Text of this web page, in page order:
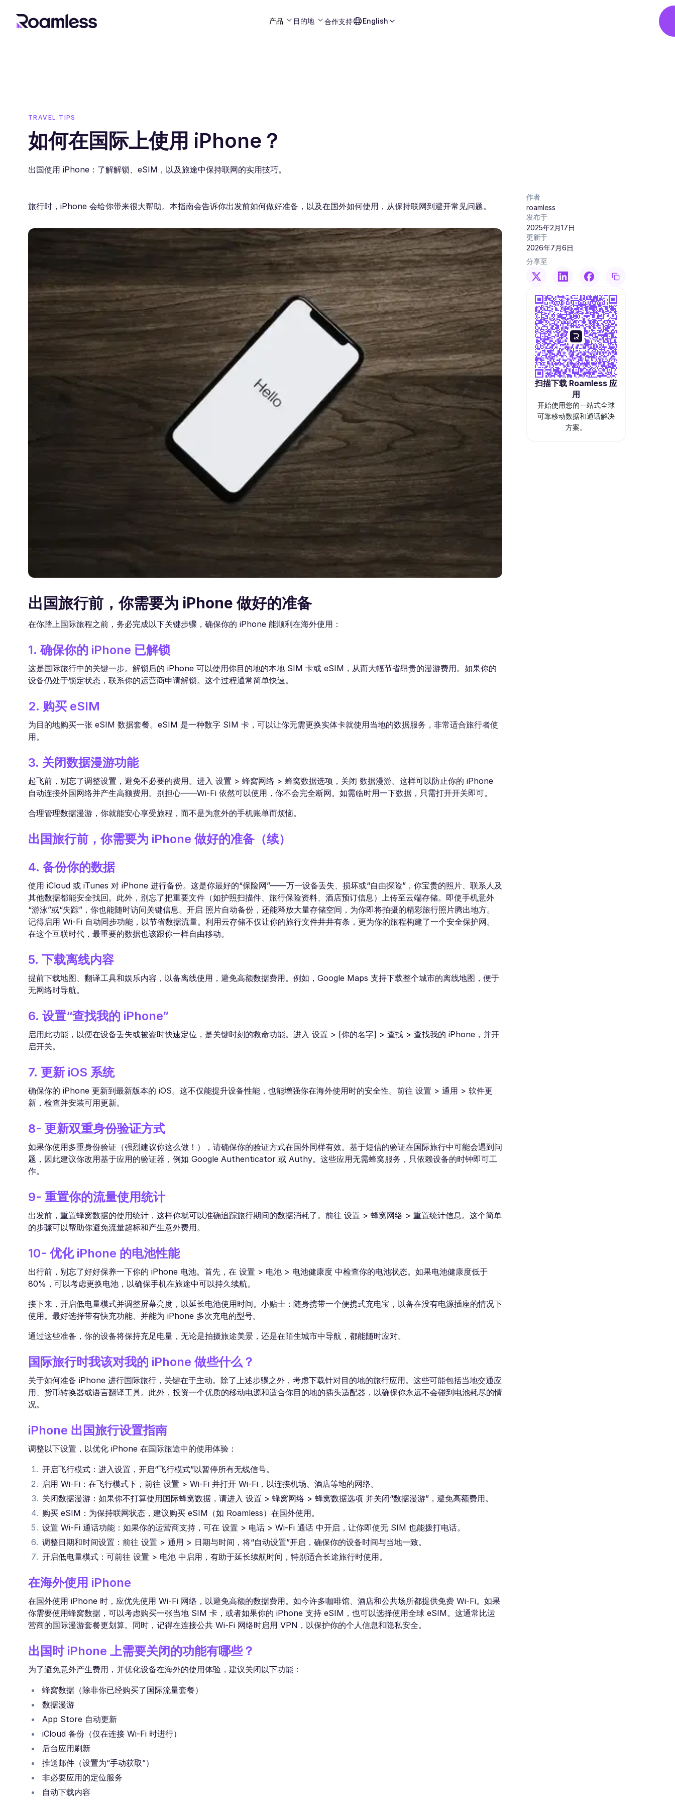
产品 目的地 合作支持 English
TRAVEL TIPS
如何在国际上使用 iPhone？
出国使用 iPhone：了解解锁、eSIM，以及旅途中保持联网的实用技巧。
旅行时，iPhone 会给你带来很大帮助。本指南会告诉你出发前如何做好准备，以及在国外如何使用，从保持联网到避开常见问题。
出国旅行前，你需要为 iPhone 做好的准备
在你踏上国际旅程之前，务必完成以下关键步骤，确保你的 iPhone 能顺利在海外使用：
1. 确保你的 iPhone 已解锁
这是国际旅行中的关键一步。解锁后的 iPhone 可以使用你目的地的本地 SIM 卡或 eSIM，从而大幅节省昂贵的漫游费用。如果你的
设备仍处于锁定状态，联系你的运营商申请解锁。这个过程通常简单快速。
2. 购买 eSIM
为目的地购买一张 eSIM 数据套餐。eSIM 是一种数字 SIM 卡，可以让你无需更换实体卡就使用当地的数据服务，非常适合旅行者使
用。
3. 关闭数据漫游功能
起飞前，别忘了调整设置，避免不必要的费用。进入 设置 > 蜂窝网络 > 蜂窝数据选项，关闭 数据漫游。这样可以防止你的 iPhone
自动连接外国网络并产生高额费用。别担心——Wi-Fi 依然可以使用，你不会完全断网。如需临时用一下数据，只需打开开关即可。
合理管理数据漫游，你就能安心享受旅程，而不是为意外的手机账单而烦恼。
出国旅行前，你需要为 iPhone 做好的准备（续）
4. 备份你的数据
使用 iCloud 或 iTunes 对 iPhone 进行备份。这是你最好的“保险网”——万一设备丢失、损坏或“自由探险”，你宝贵的照片、联系人及
其他数据都能安全找回。此外，别忘了把重要文件（如护照扫描件、旅行保险资料、酒店预订信息）上传至云端存储。即使手机意外
“游泳”或“失踪”，你也能随时访问关键信息。开启 照片自动备份，还能释放大量存储空间，为你即将拍摄的精彩旅行照片腾出地方。
记得启用 Wi-Fi 自动同步功能，以节省数据流量。利用云存储不仅让你的旅行文件井井有条，更为你的旅程构建了一个安全保护网。
在这个互联时代，最重要的数据也该跟你一样自由移动。
5. 下载离线内容
提前下载地图、翻译工具和娱乐内容，以备离线使用，避免高额数据费用。例如，Google Maps 支持下载整个城市的离线地图，便于
无网络时导航。
6. 设置“查找我的 iPhone”
启用此功能，以便在设备丢失或被盗时快速定位，是关键时刻的救命功能。进入 设置 > [你的名字] > 查找 > 查找我的 iPhone，并开
启开关。
7. 更新 iOS 系统
确保你的 iPhone 更新到最新版本的 iOS。这不仅能提升设备性能，也能增强你在海外使用时的安全性。前往 设置 > 通用 > 软件更
新，检查并安装可用更新。
8- 更新双重身份验证方式
如果你使用多重身份验证（强烈建议你这么做！），请确保你的验证方式在国外同样有效。基于短信的验证在国际旅行中可能会遇到问
题，因此建议你改用基于应用的验证器，例如 Google Authenticator 或 Authy。这些应用无需蜂窝服务，只依赖设备的时钟即可工
作。
9- 重置你的流量使用统计
出发前，重置蜂窝数据的使用统计，这样你就可以准确追踪旅行期间的数据消耗了。前往 设置 > 蜂窝网络 > 重置统计信息。这个简单
的步骤可以帮助你避免流量超标和产生意外费用。
10- 优化 iPhone 的电池性能
出行前，别忘了好好保养一下你的 iPhone 电池。首先，在 设置 > 电池 > 电池健康度 中检查你的电池状态。如果电池健康度低于
80%，可以考虑更换电池，以确保手机在旅途中可以持久续航。
接下来，开启低电量模式并调整屏幕亮度，以延长电池使用时间。小贴士：随身携带一个便携式充电宝，以备在没有电源插座的情况下
使用。最好选择带有快充功能、并能为 iPhone 多次充电的型号。
通过这些准备，你的设备将保持充足电量，无论是拍摄旅途美景，还是在陌生城市中导航，都能随时应对。
国际旅行时我该对我的 iPhone 做些什么？
关于如何准备 iPhone 进行国际旅行，关键在于主动。除了上述步骤之外，考虑下载针对目的地的旅行应用。这些可能包括当地交通应
用、货币转换器或语言翻译工具。此外，投资一个优质的移动电源和适合你目的地的插头适配器，以确保你永远不会碰到电池耗尽的情
况。
iPhone 出国旅行设置指南
调整以下设置，以优化 iPhone 在国际旅途中的使用体验：
开启飞行模式：进入设置，开启“飞行模式”以暂停所有无线信号。
启用 Wi-Fi：在飞行模式下，前往 设置 > Wi-Fi 并打开 Wi-Fi，以连接机场、酒店等地的网络。
关闭数据漫游：如果你不打算使用国际蜂窝数据，请进入 设置 > 蜂窝网络 > 蜂窝数据选项 并关闭“数据漫游”，避免高额费用。
购买 eSIM：为保持联网状态，建议购买 eSIM（如 Roamless）在国外使用。
设置 Wi-Fi 通话功能：如果你的运营商支持，可在 设置 > 电话 > Wi-Fi 通话 中开启，让你即使无 SIM 也能拨打电话。
调整日期和时间设置：前往 设置 > 通用 > 日期与时间，将“自动设置”开启，确保你的设备时间与当地一致。
开启低电量模式：可前往 设置 > 电池 中启用，有助于延长续航时间，特别适合长途旅行时使用。
在海外使用 iPhone
在国外使用 iPhone 时，应优先使用 Wi-Fi 网络，以避免高额的数据费用。如今许多咖啡馆、酒店和公共场所都提供免费 Wi-Fi。如果
你需要使用蜂窝数据，可以考虑购买一张当地 SIM 卡，或者如果你的 iPhone 支持 eSIM，也可以选择使用全球 eSIM。这通常比运
营商的国际漫游套餐更划算。同时，记得在连接公共 Wi-Fi 网络时启用 VPN，以保护你的个人信息和隐私安全。
出国时 iPhone 上需要关闭的功能有哪些？
为了避免意外产生费用，并优化设备在海外的使用体验，建议关闭以下功能：
蜂窝数据（除非你已经购买了国际流量套餐）
数据漫游
App Store 自动更新
iCloud 备份（仅在连接 Wi-Fi 时进行）
后台应用刷新
推送邮件（设置为“手动获取”）
非必要应用的定位服务
自动下载内容
作者
roamless
发布于
2025年2月17日
更新于
2026年7月6日
分享至
扫描下载 Roamless 应
用
开始使用您的一站式全球
可靠移动数据和通话解决
方案。